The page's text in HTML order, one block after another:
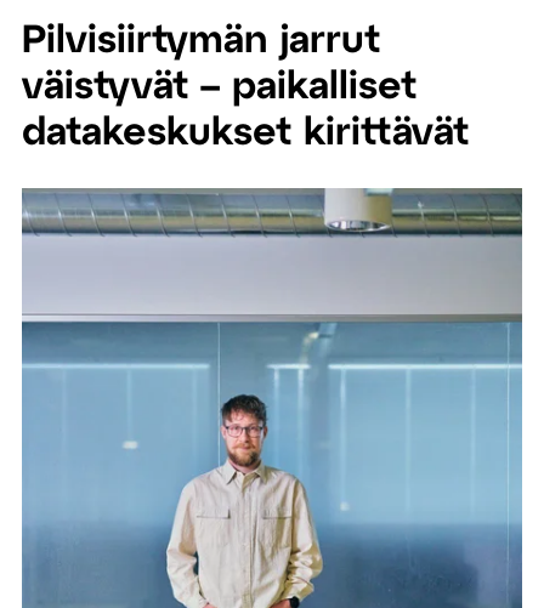
Pilvisiirtymän jarrut
väistyvät – paikalliset
datakeskukset kirittävät